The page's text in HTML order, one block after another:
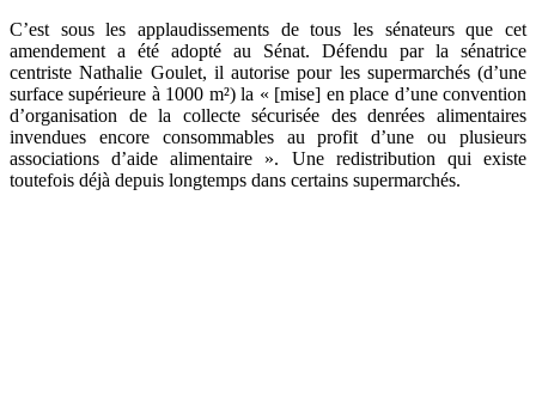
C’est sous les applaudissements de tous les sénateurs que cet
amendement a été adopté au Sénat. Défendu par la sénatrice
centriste Nathalie Goulet, il autorise pour les supermarchés (d’une
surface supérieure à 1000 m²) la « [mise] en place d’une convention
d’organisation de la collecte sécurisée des denrées alimentaires
invendues encore consommables au profit d’une ou plusieurs
associations d’aide alimentaire ». Une redistribution qui existe
toutefois déjà depuis longtemps dans certains supermarchés.